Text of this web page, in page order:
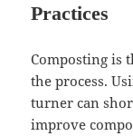
Practices
Composting is
the process.
turner can
improve